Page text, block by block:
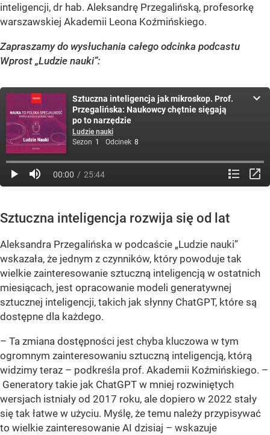
inteligencji, dr hab. Aleksandrę Przegalińską, profesorkę
warszawskiej Akademii Leona Koźmińskiego.
Zapraszamy do wysłuchania całego odcinka podcastu
Wprost „Ludzie nauki”:
Sztuczna inteligencja jak mikroskop. Prof.
Przegalińska: Naukowcy chętnie sięgają
po to narzędzie
Ludzie nauki
Sezon 1 Odcinek 8
00:00 25:44
Sztuczna inteligencja rozwija się od lat
Aleksandra Przegalińska w podcaście „Ludzie nauki”
wskazała, że jednym z czynników, który powoduje tak
wielkie zainteresowanie sztuczną inteligencją w ostatnich
miesiącach, jest opracowanie modeli generatywnej
sztucznej inteligencji, takich jak słynny ChatGPT, które są
dostępne dla każdego.
– Ta zmiana dostępności jest chyba kluczowa w tym
ogromnym zainteresowaniu sztuczną inteligencją, którą
widzimy teraz – podkreśla prof. Akademii Koźmińskiego. –
Generatory takie jak ChatGPT w mniej rozwiniętych
wersjach istniały od 2017 roku, ale dopiero w 2022 stały
się tak łatwe w użyciu. Myślę, że temu należy przypisywać
to wielkie zainteresowanie AI dzisiaj – wskazuje